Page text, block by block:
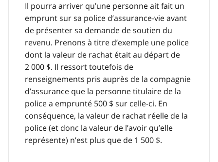
Il pourra arriver qu’une personne ait fait un
emprunt sur sa police d’assurance-vie avant
de présenter sa demande de soutien du
revenu. Prenons à titre d’exemple une police
dont la valeur de rachat était au départ de
2 000 $. Il ressort toutefois de
renseignements pris auprès de la compagnie
d’assurance que la personne titulaire de la
police a emprunté 500 $ sur celle-ci. En
conséquence, la valeur de rachat réelle de la
police (et donc la valeur de l’avoir qu’elle
représente) n’est plus que de 1 500 $.